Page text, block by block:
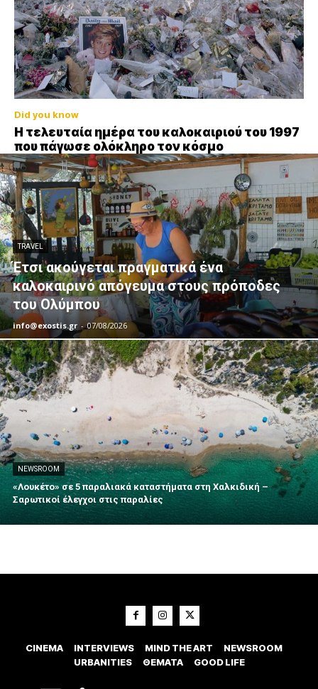
Did you know
Η τελευταία ημέρα του καλοκαιριού του 1997
που πάγωσε ολόκληρο τον κόσμο
TRAVEL
Έτσι ακούγεται πραγματικά ένα
καλοκαιρινό απόγευμα στους πρόποδες
του Ολύμπου
info@exostis.gr - 07/08/2026
NEWSROOM
«Λουκέτο» σε 5 παραλιακά καταστήματα στη Χαλκιδική –
Σαρωτικοί έλεγχοι στις παραλίες
CINEMA INTERVIEWS MIND THE ART
NEWSROOM
URBANITIES
ΘΕΜΑΤΑ GOOD LIFE